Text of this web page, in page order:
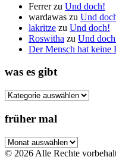
Ferrerzu Und doch!
wardawas zu Und
lakritze zu Und doch!
Roswitha zu Und
Der Mensch hat keine
was es gibt
was
gibt
früher mal
früher
mal
© 2026 Alle Rechte